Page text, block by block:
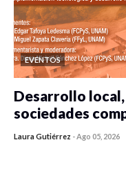
EVENTOS
Desarrollo
sociedades
Laura Gutiérrez -Ago 05, 2026